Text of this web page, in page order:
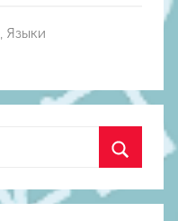
, Языки